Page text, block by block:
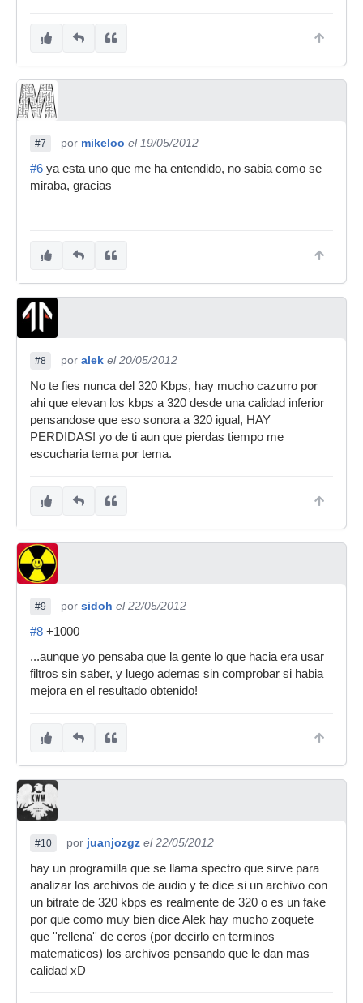
#7 por mikeloo el 19/05/2012
#6 ya esta uno que me ha entendido, no sabia como se
miraba, gracias
#8 por alek el 20/05/2012
No te fies nunca del 320 Kbps, hay mucho cazurro por
ahi que elevan los kbps a 320 desde una calidad inferior
pensandose que eso sonora a 320 igual, HAY
PERDIDAS! yo de ti aun que pierdas tiempo me
escucharia tema por tema.
#9 por sidoh el 22/05/2012
#8 +1000
...aunque yo pensaba que la gente lo que hacia era usar
filtros sin saber, y luego ademas sin comprobar si habia
mejora en el resultado obtenido!
#10 por juanjozgz el 22/05/2012
hay un programilla que se llama spectro que sirve para
analizar los archivos de audio y te dice si un archivo con
un bitrate de 320 kbps es realmente de 320 o es un fake
por que como muy bien dice Alek hay mucho zoquete
que ''rellena'' de ceros (por decirlo en terminos
matematicos) los archivos pensando que le dan mas
calidad xD